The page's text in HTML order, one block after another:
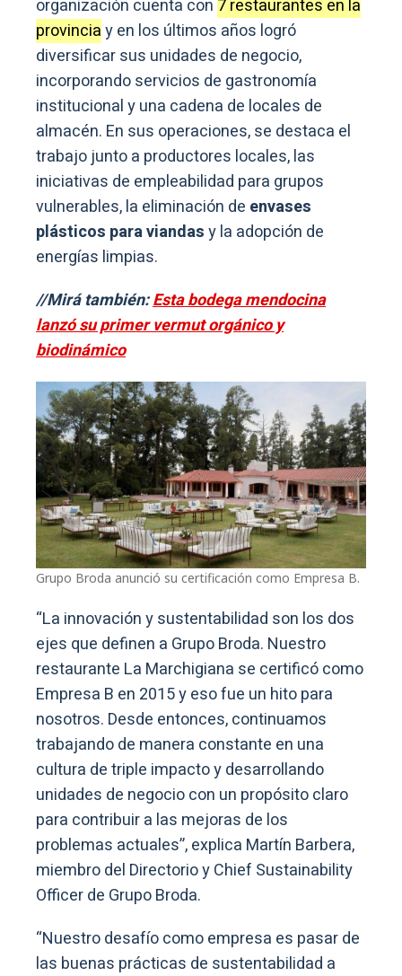
organización cuenta con 7 restaurantes en la
provinciay en los últimos años logró
diversificar sus unidades de negocio,
incorporando servicios de gastronomía
institucional y una cadena de locales de
almacén. En sus operaciones, se destaca el
trabajo junto a productores locales, las
iniciativas de empleabilidad para grupos
vulnerables, la eliminación de envases
plásticos para viandasy la adopción de
energías limpias.
//Mirá también:Esta bodega mendocina
lanzó su primer vermut orgánico y
biodinámico
Grupo Broda anunció su certificación como Empresa B.
“La innovación y sustentabilidad son los dos
ejes que definen a Grupo Broda. Nuestro
restaurante La Marchigiana se certificó como
Empresa B en 2015 y eso fue un hito para
nosotros. Desde entonces, continuamos
trabajando de manera constante en una
cultura de triple impacto y desarrollando
unidades de negocio con un propósito claro
para contribuir a las mejoras de los
problemas actuales”, explica Martín Barbera,
miembro del Directorio y Chief Sustainability
Officer de Grupo Broda.
“Nuestro desafío como empresa es pasar de
las buenas prácticas de sustentabilidad a